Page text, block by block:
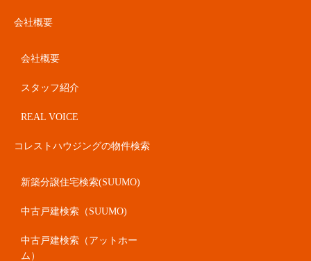
会社概要
会社概要
スタッフ紹介
REAL VOICE
コレストハウジングの物件検索
新築分譲住宅検索(SUUMO)
中古戸建検索（SUUMO)
中古戸建検索（アットホー
ム）